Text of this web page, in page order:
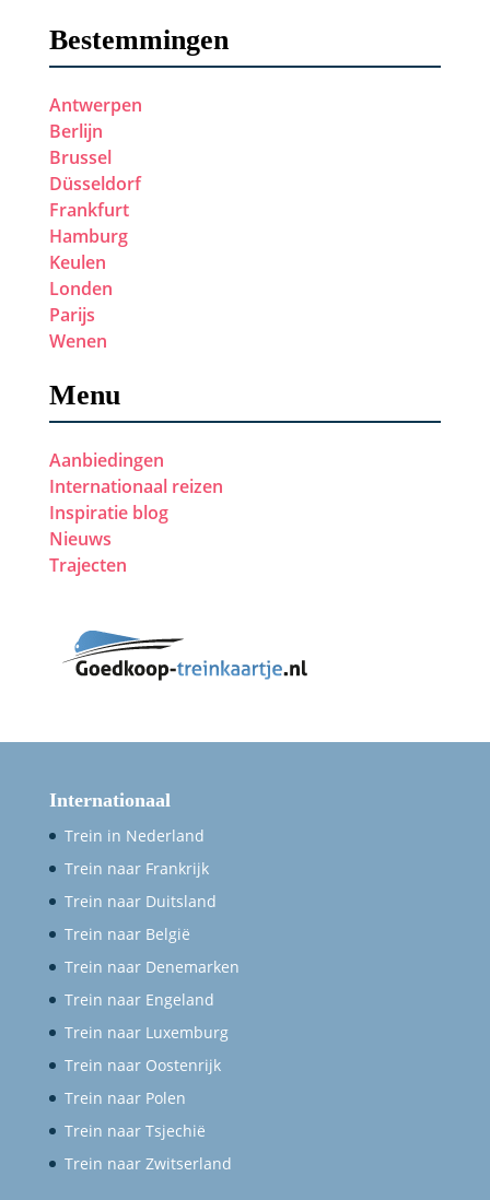
Bestemmingen
Antwerpen
Berlijn
Brussel
Düsseldorf
Frankfurt
Hamburg
Keulen
Londen
Parijs
Wenen
Menu
Aanbiedingen
Internationaal reizen
Inspiratie blog
Nieuws
Trajecten
Internationaal
Trein in Nederland
Trein naar Frankrijk
Trein naar Duitsland
Trein naar België
Trein naar Denemarken
Trein naar Engeland
Trein naar Luxemburg
Trein naar Oostenrijk
Trein naar Polen
Trein naar Tsjechië
Trein naar Zwitserland